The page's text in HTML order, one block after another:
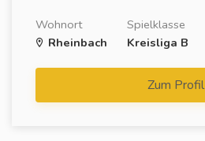
Wohnort
Rheinbach
Spielklasse
Kreisliga B
Zum Profil